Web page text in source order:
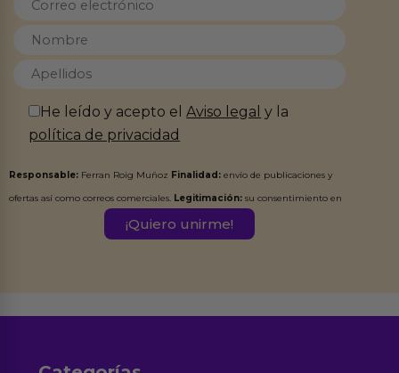
He leído y acepto elAviso legal y la
política de privacidad
Responsable: Ferran Roig Muñoz Finalidad: envío de publicaciones y
ofertas así como correos comerciales. Legitimación: su consentimiento en
Destinatarios:Ferran Roig Muñoz. Podrás ejercer tus